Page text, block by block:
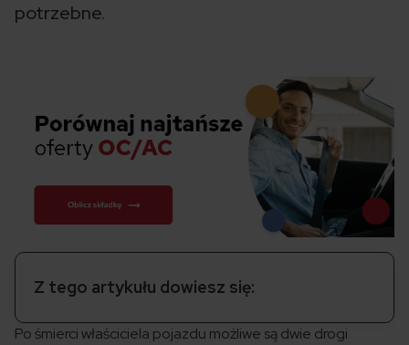
potrzebne.
Z tego artykułu dowiesz się:
Po śmierci właściciela pojazdu możliwe są dwie drogi